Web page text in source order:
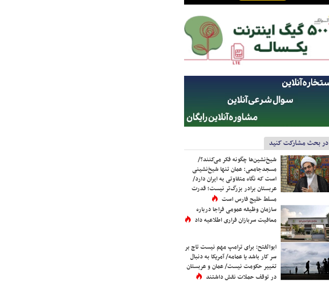
در بحث مشارکت کنید
شیخ‌نشین‌ها چگونه فکر می‌کنند؟/
مسجدجامعی: عمان تنها شیخ‌نشینی
است که نگاه متفاوتی به ایران دارد/
عربستان برادر بزرگ‌تر نیست؛ قدرت
مسلط خلیج فارس است
سازمان وظیفه عمومی فراجا درباره
معافیت سربازان فراری اطلاعیه داد
ابوالفتح: برای ترامپ مهم نیست تاج بر
سر کار باشد یا عمامه/ آمریکا به دنبال
تغییر حکومت نیست/ عمان و عربستان
در توقف حملات نقش داشتند